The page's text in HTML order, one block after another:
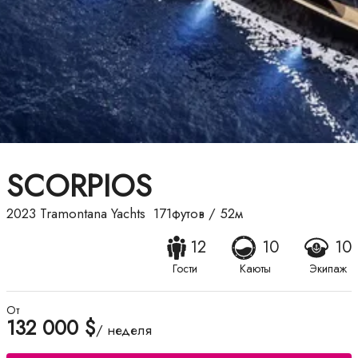
SCORPIOS
2023 Tramontana Yachts 171футов / 52м
12
Гости
10
Каюты
10
Экипаж
От
132 000 $/ неделя